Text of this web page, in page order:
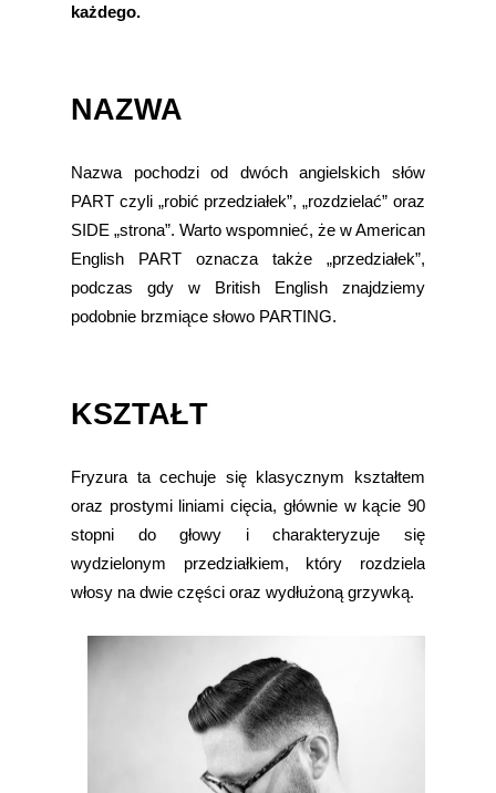
każdego.
NAZWA
Nazwa pochodzi od dwóch angielskich słów
PART czyli „robić przedziałek”, „rozdzielać” oraz
SIDE „strona”. Warto wspomnieć, że w American
English PART oznacza także „przedziałek”,
podczas gdy w British English znajdziemy
podobnie brzmiące słowo PARTING.
KSZTAŁT
Fryzura ta cechuje się klasycznym kształtem
oraz prostymi liniami cięcia, głównie w kącie 90
stopni do głowy i charakteryzuje się
wydzielonym przedziałkiem, który rozdziela
włosy na dwie części oraz wydłużoną grzywką.